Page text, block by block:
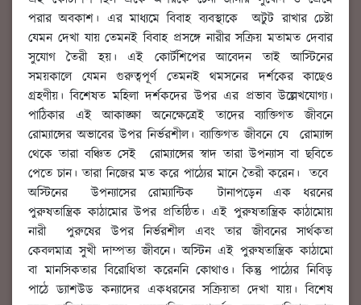
পরার অবকাশ। এর মাধ্যমে বিবাহ ব্যবস্থাকে অটুট রাখার চেষ্টা
যেমন দেখা যায় তেমনই বিবাহ প্রসঙ্গে নারীর সক্রিয় মতামত দেবার
সুযোগ তৈরী হয়। এই কোর্টশিপের আবেদন তাই আস্টিনের
সময়কালে যেমন গুরুত্বপূর্ণ তেমনই থমসনের দর্শকের কাছেও
গ্রহণীয়। বিশেষত মহিলা দর্শকদের উপর এর প্রভাব উল্লেখযোগ্য।
পাঠিকার এই আকাঙ্ক্ষা অনেক্ষেত্রেই তাদের ব্যাক্তিগত জীবনে
রোম্যান্সের অভাবের উপর নির্ভরশীল। ব্যাক্তিগত জীবনে যে রোম্যান্স
থেকে তারা বঞ্চিত সেই রোম্যান্সের স্বাদ তারা উপন্যাস বা ছবিতে
পেতে চান। তারা নিজের মত করে পাঠ্যের মানে তৈরী করেন। তবে
অস্টিনের উপন্যাসের রোম্যান্টিক টানাপড়েন এক ধরনের
পুরুষতান্ত্রিক কাঠামোর উপর প্রতিষ্ঠিত। এই পুরুষতান্ত্রিক কাঠামোয়
নারী পুরুষের উপর নির্ভরশীল এবং তার জীবনের সার্থকতা
কেবলমাত্র সুখী দাম্পত্য জীবনে। অস্টিন এই পুরুষতান্ত্রিক কাঠামো
বা মানসিকতার বিরোধিতা করেননি কোথাও। কিন্তু পাঠ্যের নিবিড়
পাঠে ড্যাশউড কন্যাদের একধরনের সক্রিয়তা দেখা যায়। বিশেষ